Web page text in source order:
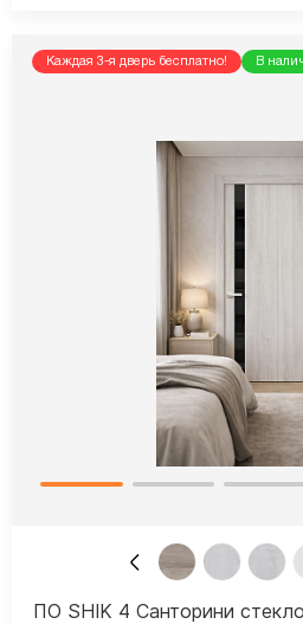
Каждая 3-я дверь бесплатно! В
ПО SHIK 4 Санторини